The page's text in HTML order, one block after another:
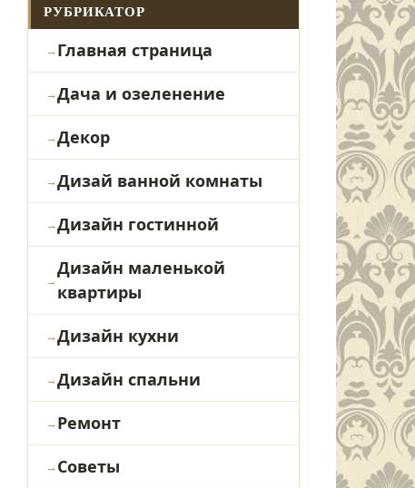
РУБРИКАТОР
Главная страница
Дача и озеленение
Декор
Дизай ванной комнаты
Дизайн гостинной
Дизайн маленькой
квартиры
Дизайн кухни
Дизайн спальни
Ремонт
Советы